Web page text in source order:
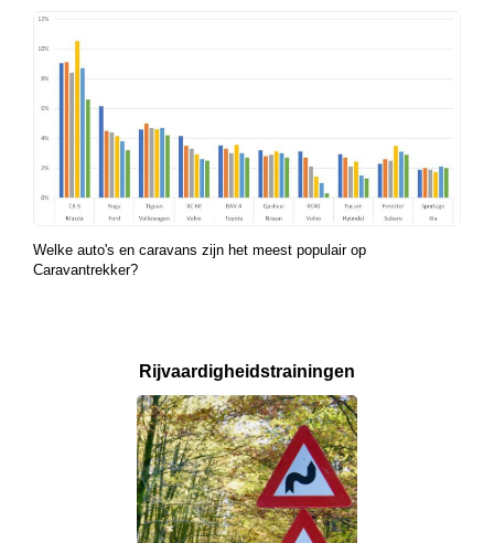
Welke auto's en caravans zijn het meest populair op
Caravantrekker?
Rijvaardigheids­trainingen